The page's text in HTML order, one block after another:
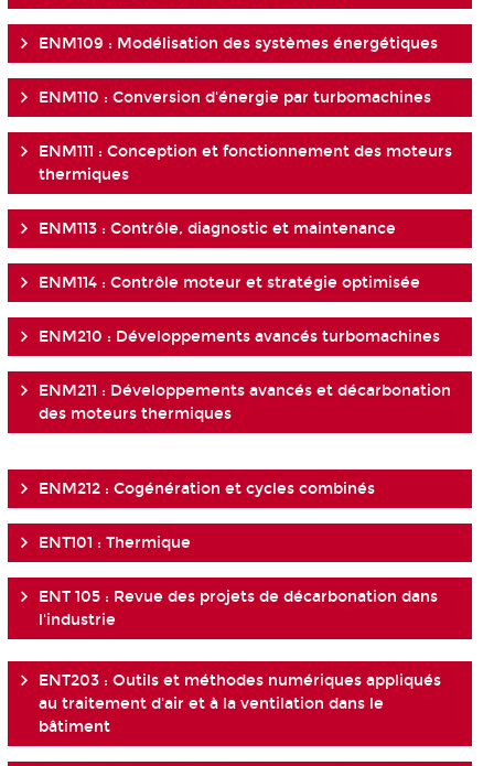
ENM109 : Modélisation des systèmes énergétiques
ENM110 : Conversion d'énergie par turbomachines
ENM111 : Conception et fonctionnement des moteurs
thermiques
ENM113 : Contrôle, diagnostic et maintenance
ENM114 : Contrôle moteur et stratégie optimisée
ENM210 : Développements avancés turbomachines
ENM211 : Développements avancés et décarbonation
des moteurs thermiques
ENM212 : Cogénération et cycles combinés
ENT101 : Thermique
ENT 105 : Revue des projets de décarbonation dans
l'industrie
ENT203 : Outils et méthodes numériques appliqués
au traitement d'air et à la ventilation dans le
bâtiment